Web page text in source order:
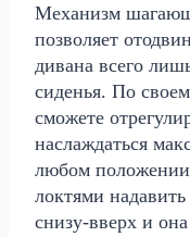
Механизм
позволяет
дивана всего
сиденья. По
сможете
наслаждаться
любом
локтями
снизу-вверх и